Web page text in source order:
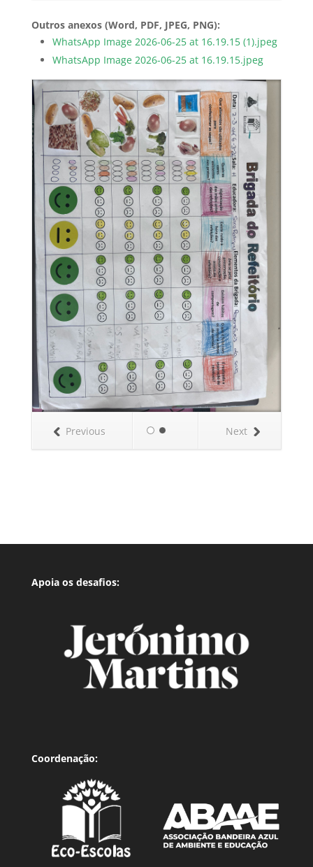
Outros anexos (Word, PDF, JPEG, PNG):
WhatsApp Image 2026-06-25 at 16.19.15 (1).jpeg
WhatsApp Image 2026-06-25 at 16.19.15.jpeg
Next
Previous
Apoia os desafios:
Coordenação: